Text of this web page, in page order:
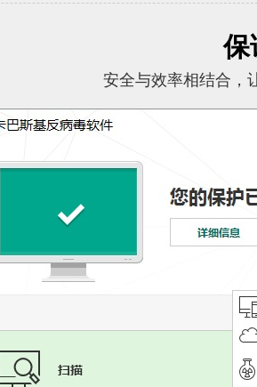
保
安全与效率相结合，